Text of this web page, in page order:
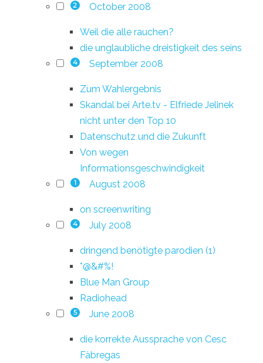
2 October 2008
Weil die alle rauchen?
die unglaubliche dreistigkeit des seins
4 September 2008
Zum Wahlergebnis
Skandal bei Arte.tv - Elfriede Jelinek
nicht unter den Top 10
Datenschutz und die Zukunft
Von wegen
Informationsgeschwindigkeit
1 August 2008
on screenwriting
4 July 2008
dringend benötigte parodien (1)
*@&#%!
Blue Man Group
Radiohead
5 June 2008
die korrekte Aussprache von Cesc
Fàbregas